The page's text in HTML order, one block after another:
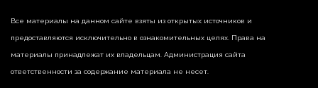
Все материалы на данном сайте взяты из открытых источников и
предоставляются исключительно в ознакомительных целях. Права на
материалы принадлежат их владельцам. Администрация сайта
ответственности за содержание материала не несет.